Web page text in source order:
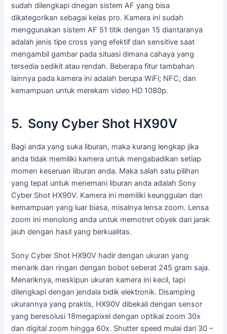
sudah dilengkapi dnegan sistem AF yang bisa
dikategorikan sebagai kelas pro. Kamera ini sudah
menggunakan sistem AF 51 titik dengan 15 diantaranya
adalah jenis tipe cross yang efektif dan sensitive saat
mengambil gambar pada situasi dimana cahaya yang
tersedia sedikit atau rendah. Beberapa fitur tambahan
lainnya pada kamera ini adalah berupa WiFi; NFC; dan
kemampuan untuk merekam video HD 1080p.
5. Sony Cyber Shot HX90V
Bagi anda yang suka liburan, maka kurang lengkap jika
anda tidak memiliki kamera untuk mengabadikan setiap
momen keseruan liburan anda. Maka salah satu pilihan
yang tepat untuk menemani liburan anda adalah Sony
Cyber Shot HX90V. Kamera ini memiliki keunggulan dan
kemampuan yang luar biasa, misalnya lensa zoom. Lensa
zoom ini menolong anda untuk memotret obyek dari jarak
jauh dengan hasil yang berkualitas.
Sony Cyber Shot HX90V hadir dengan ukuran yang
menarik dan ringan dengan bobot seberat 245 gram saja.
Menariknya, meskipun ukuran kamera ini kecil, tapi
dilengkapi dengan jendala bidik elektronik. Disamping
ukurannya yang praktis, HX90V dibekali dengan sensor
yang beresolusi 18megapixel dengan optikal zoom 30x
dan digital zoom hingga 60x. Shutter speed mulai dari 30 –